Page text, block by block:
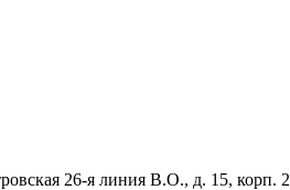
26‑я линия В.О., д. 15, корп. 2